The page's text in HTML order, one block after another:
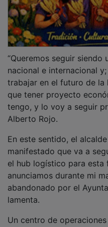
nacional e internacional
trabajar en el futuro de
que tener proyecto
tengo, y lo voy a seguir
Alberto Rojo.
manifestado que va a
el hub logístico para esta
anunciamos durante mi
abandonado por el
lamenta.
muy importante para el